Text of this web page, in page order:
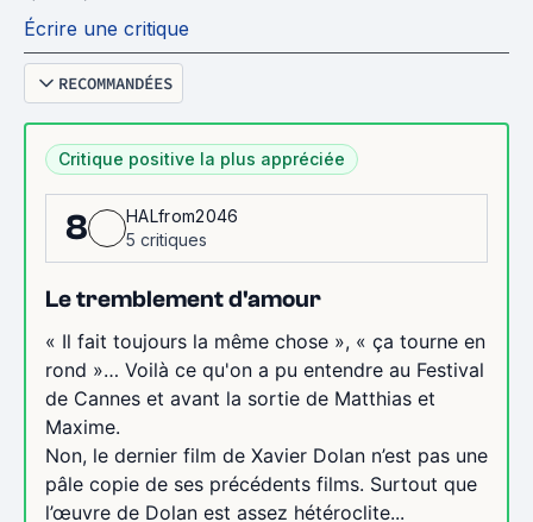
Écrire une critique
RECOMMANDÉES
Critique positive la plus appréciée
8
HALfrom2046
5 critiques
Le tremblement d'amour
« Il fait toujours la même chose », « ça tourne en
rond »… Voilà ce qu'on a pu entendre au Festival
de Cannes et avant la sortie de Matthias et
Maxime.
Non, le dernier film de Xavier Dolan n’est pas une
pâle copie de ses précédents films. Surtout que
l’œuvre de Dolan est assez hétéroclite...